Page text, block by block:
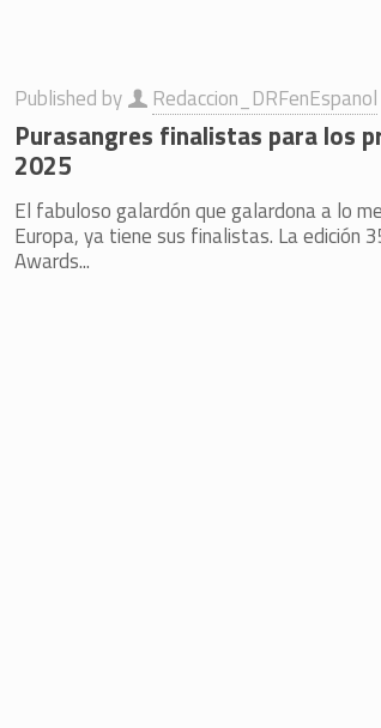
Published by Redaccion_DRFenEspanol
Purasangres finalistas para los
2025
El fabuloso galardón que galardona a lo
Europa, ya tiene sus finalistas. La edición
Awards...